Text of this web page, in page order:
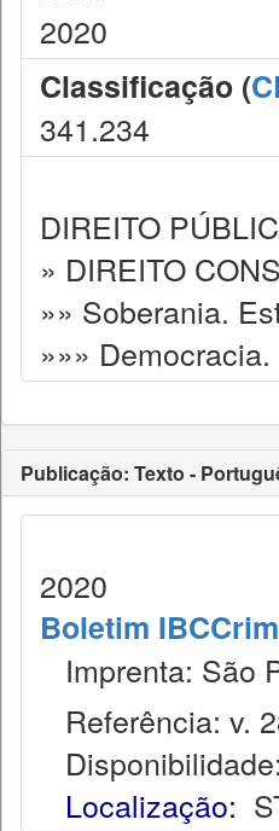
2020
Classificação (
341.234
DIREITO
» DIREITO
»» Soberania.
»»»
Publicação: Texto -
2020
Boletim IBCCrim
Imprenta: São
Referência: v.
Disponibilidade:
Localização: